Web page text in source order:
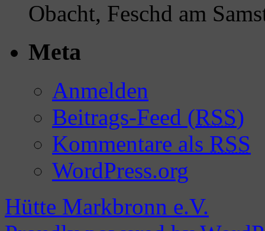
Obacht, Feschd am
Meta
Anmelden
Beitrags-Feed (RSS)
Kommentare als RSS
WordPress.org
Hütte Markbronn e.V.